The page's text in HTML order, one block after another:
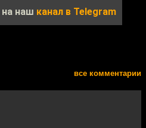
наш канал в Telegram
все комментарии